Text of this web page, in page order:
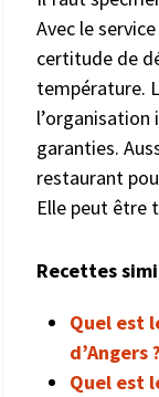
Avec le
certitude de
température.
garanties.
restaurant
Elle peut être
Recettes
Quel est
d’Angers ?
Quel est